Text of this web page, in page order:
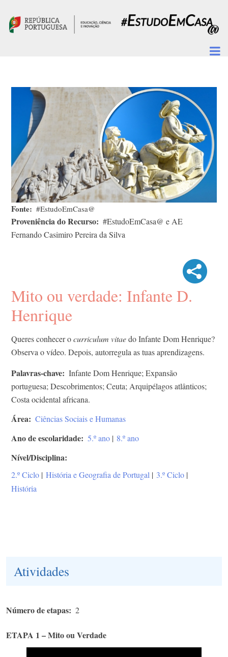
Fonte #EstudoEmCasa@
Proveniência do Recurso
#EstudoEmCasa@ e AE
Fernando Casimiro Pereira da Silva
Mito ou verdade: Infante D.
Henrique
Queres conhecer ocurriculum vitaedo Infante Dom Henrique?
Observa o vídeo. Depois, autorregula as tuas aprendizagens.
Palavras-chave
Infante Dom Henrique; Expansão
portuguesa; Descobrimentos; Ceuta; Arquipélagos atlânticos;
Costa ocidental africana.
Área Ciências Sociais e Humanas
Ano de escolaridade 5.º ano | 8.º ano
Nível/Disciplina
2.º Ciclo | História e Geografia de Portugal | 3.º Ciclo |
História
Atividades
Número de etapas 2
ETAPA 1 – Mito ou Verdade